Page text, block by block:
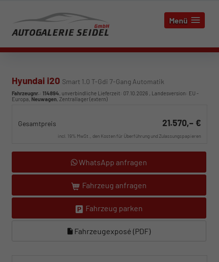
Menü
Hyundai i20 Smart 1.0 T-Gdi 7-Gang Automatik
Fahrzeugnr.: 114894, unverbindliche Lieferzeit: 07.10.2026 , Landesversion: EU -
Europa, Neuwagen, Zentrallager (extern)
Gesamtpreis 21.570,– €
incl. 19% MwSt., den Kosten für Überführung und Zulassungspapieren
WhatsApp anfragen
Fahrzeug anfragen
Fahrzeug parken
Fahrzeugexposé (PDF)